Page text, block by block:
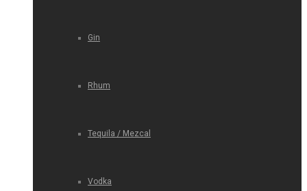
Gin
Rhum
Tequila / Mezcal
Vodka